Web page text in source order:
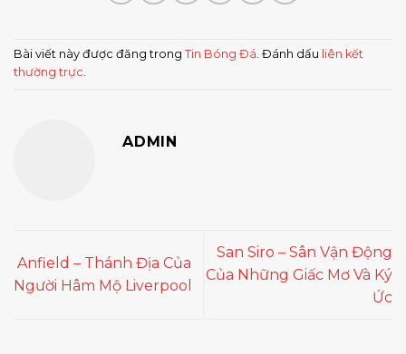
Bài viết này được đăng trong Tin Bóng Đá. Đánh dấu liên kết
thường trực.
ADMIN
Anfield – Thánh Địa Của
Người Hâm Mộ Liverpool
San Siro – Sân Vận Động
Của Những Giấc Mơ Và Ký
Ức